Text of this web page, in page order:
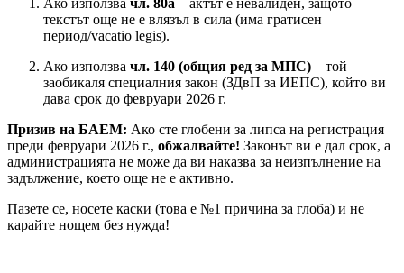
Ако използва чл. 80а – актът е невалиден, защото
текстът още не е влязъл в сила (има гратисен
период/vacatio legis).
Ако използва чл. 140 (общия ред за МПС) – той
заобикаля специалния закон (ЗДвП за ИЕПС), който ви
дава срок до февруари 2026 г.
Призив на БАЕМ: Ако сте глобени за липса на регистрация
преди февруари 2026 г., обжалвайте! Законът ви е дал срок, а
администрацията не може да ви наказва за неизпълнение на
задължение, което още не е активно.
Пазете се, носете каски (това е №1 причина за глоба) и не
карайте нощем без нужда!